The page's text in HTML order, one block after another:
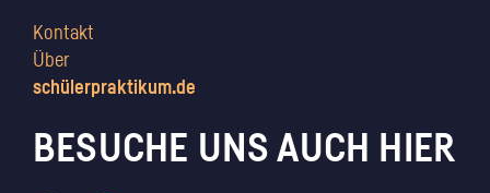
Kontakt
Über
schülerpraktikum.de
BESUCHE UNS AUCH HIER